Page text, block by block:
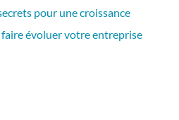
pour une croissance
évoluer votre entreprise